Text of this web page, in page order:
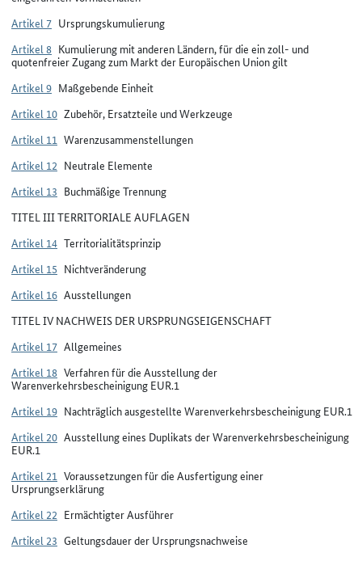
Artikel 7 Ursprungskumulierung
Artikel 8 Kumulierung mit anderen Ländern, für die ein zoll- und
quotenfreier Zugang zum Markt der Europäischen Union gilt
Artikel 9 Maßgebende Einheit
Artikel 10 Zubehör, Ersatzteile und Werkzeuge
Artikel 11 Warenzusammenstellungen
Artikel 12 Neutrale Elemente
Artikel 13 Buchmäßige Trennung
TITEL III TERRITORIALE AUFLAGEN
Artikel 14 Territorialitätsprinzip
Artikel 15 Nichtveränderung
Artikel 16 Ausstellungen
TITEL IV NACHWEIS DER URSPRUNGSEIGENSCHAFT
Artikel 17 Allgemeines
Artikel 18 Verfahren für die Ausstellung der
Warenverkehrsbescheinigung EUR.1
Artikel 19 Nachträglich ausgestellte Warenverkehrsbescheinigung EUR.1
Artikel 20 Ausstellung eines Duplikats der Warenverkehrsbescheinigung
EUR.1
Artikel 21 Voraussetzungen für die Ausfertigung einer
Ursprungserklärung
Artikel 22 Ermächtigter Ausführer
Artikel 23 Geltungsdauer der Ursprungsnachweise